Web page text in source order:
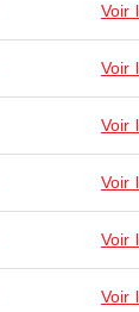
Voir
Voir
Voir
Voir
Voir
Voir